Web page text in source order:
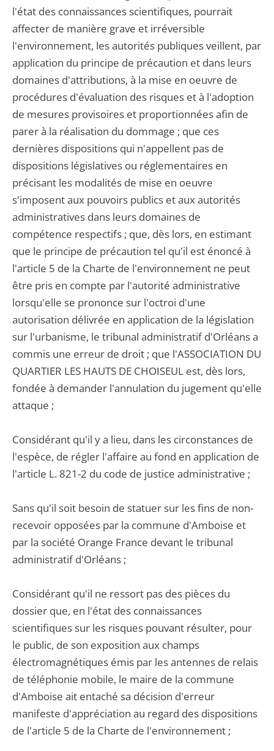
l'état des connaissances scientifiques, pourrait
affecter de manière grave et irréversible
l'environnement, les autorités publiques veillent, par
application du principe de précaution et dans leurs
domaines d'attributions, à la mise en oeuvre de
procédures d'évaluation des risques et à l'adoption
de mesures provisoires et proportionnées afin de
parer à la réalisation du dommage ; que ces
dernières dispositions qui n'appellent pas de
dispositions législatives ou réglementaires en
précisant les modalités de mise en oeuvre
s'imposent aux pouvoirs publics et aux autorités
administratives dans leurs domaines de
compétence respectifs ; que, dès lors, en estimant
que le principe de précaution tel qu'il est énoncé à
l'article 5 de la Charte de l'environnement ne peut
être pris en compte par l'autorité administrative
lorsqu'elle se prononce sur l'octroi d'une
autorisation délivrée en application de la législation
sur l'urbanisme, le tribunal administratif d'Orléans a
commis une erreur de droit ; que l'ASSOCIATION DU
QUARTIER LES HAUTS DE CHOISEUL est, dès lors,
fondée à demander l'annulation du jugement qu'elle
attaque ;
Considérant qu'il y a lieu, dans les circonstances de
l'espèce, de régler l'affaire au fond en application de
l'article L. 821-2 du code de justice administrative ;
Sans qu'il soit besoin de statuer sur les fins de non-
recevoir opposées par la commune d'Amboise et
par la société Orange France devant le tribunal
administratif d'Orléans ;
Considérant qu'il ne ressort pas des pièces du
dossier que, en l'état des connaissances
scientifiques sur les risques pouvant résulter, pour
le public, de son exposition aux champs
électromagnétiques émis par les antennes de relais
de téléphonie mobile, le maire de la commune
d'Amboise ait entaché sa décision d'erreur
manifeste d'appréciation au regard des dispositions
de l'article 5 de la Charte de l'environnement ;